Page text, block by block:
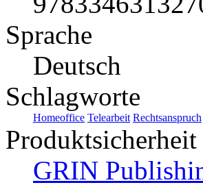
Sprache
Deutsch
Schlagworte
Homeoffice Telearbeit Rechtsanspruch
Produktsicherheit
GRIN